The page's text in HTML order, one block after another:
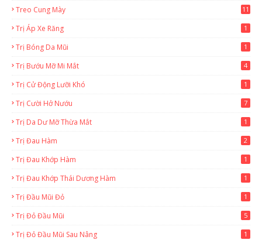
Treo Cung Mày 11
Trị Áp Xe Răng 1
Trị Bóng Da Mũi 1
Trị Bướu Mỡ Mi Mắt 4
Trị Cử Động Lưỡi Khó 1
Trị Cười Hở Nướu 7
Trị Da Dư Mỡ Thừa Mắt 1
Trị Đau Hàm 2
Trị Đau Khớp Hàm 1
Trị Đau Khớp Thái Dương Hàm 1
Trị Đầu Mũi Đỏ 1
Trị Đỏ Đầu Mũi 5
Trị Đỏ Đầu Mũi Sau Nâng 1